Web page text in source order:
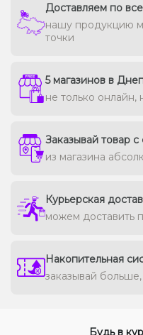
Доставляем по
нашу продукцию
точки
5 магазинов в
не только
Заказывай товар
из магазина
Курьерская
можем доставить
Накопительная
заказывай
Будь в